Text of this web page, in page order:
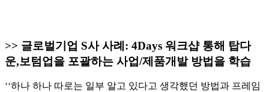
>> 글로벌기업 S사 사례: 4Days 워크샵 통해 탑다
운,보텀업을 포괄하는 사업/제품개발 방법을 학습
‘‘하나 하나 따로는 일부 알고 있다고 생각했던 방법과 프레임